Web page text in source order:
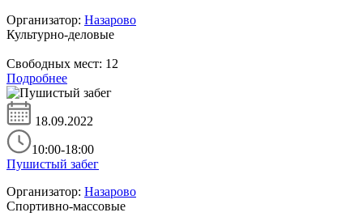
Организатор: Назарово
Культурно-деловые
Свободных мест: 12
Подробнее
18.09.2022
10:00-18:00
Пушистый забег
Организатор: Назарово
Спортивно-массовые